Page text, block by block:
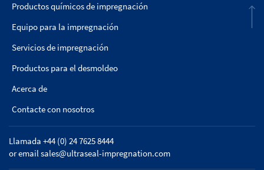
Productos químicos de impregnación
Equipo para la impregnación
Servicios de impregnación
Productos para el desmoldeo
Acerca de
Contacte con nosotros
Llamada +44 (0) 24 7625 8444
or emailsales@ultraseal-impregnation.com